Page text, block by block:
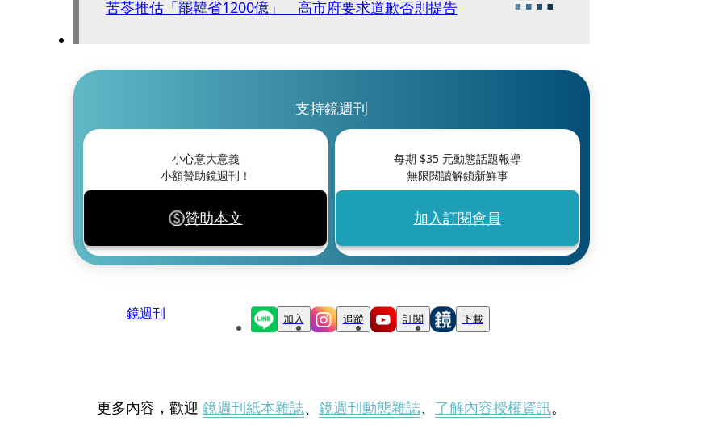
苦苓推估「罷韓省1200億」 高市府要求道歉否則提告
支持鏡週刊
小心意大意義
小額贊助鏡週刊！
贊助本文
每期 $35元動態話題報導
無限閱讀解鎖新鮮事
加入訂閱會員
鏡週刊 加入 追蹤 訂閱 下載
更多內容，歡迎 鏡週刊紙本雜誌、 鏡週刊動態雜誌、 了解內容授權資訊。